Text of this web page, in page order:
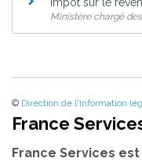
Ministère chargé
© Direction de l'information
France
France Services